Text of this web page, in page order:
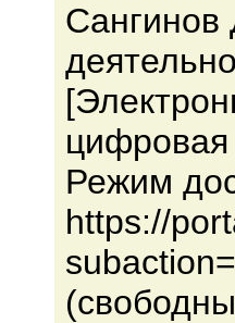
Сангинов
цифровая
Режим
https://